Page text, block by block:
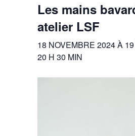
Les mains
atelier LSF
18 NOVEMBRE 2024 À
20 H 30 MIN